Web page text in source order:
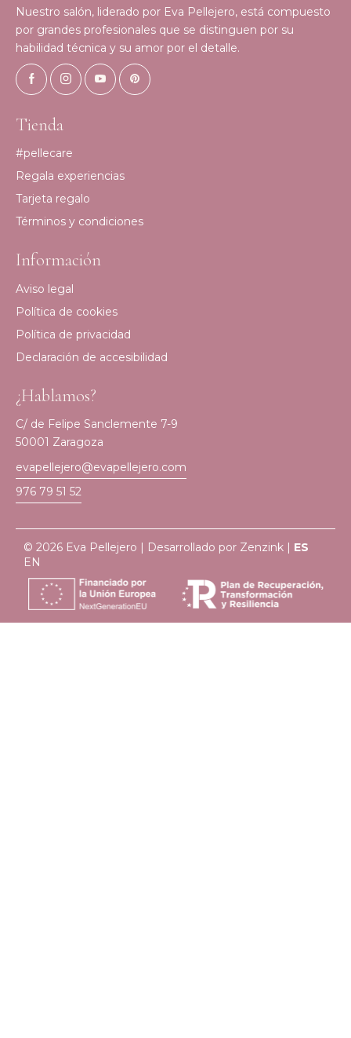
Nuestro salón, liderado por Eva Pellejero, está compuesto
por grandes profesionales que se distinguen por su
habilidad técnica y su amor por el detalle.
Tienda
#pellecare
Regala experiencias
Tarjeta regalo
Términos y condiciones
Información
Aviso legal
Política de cookies
Política de privacidad
Declaración de accesibilidad
¿Hablamos?
C/ de Felipe Sanclemente 7-9
50001 Zaragoza
evapellejero@evapellejero.com
976 79 51 52
© 2026 Eva Pellejero | Desarrollado por Zenzink | ES
EN